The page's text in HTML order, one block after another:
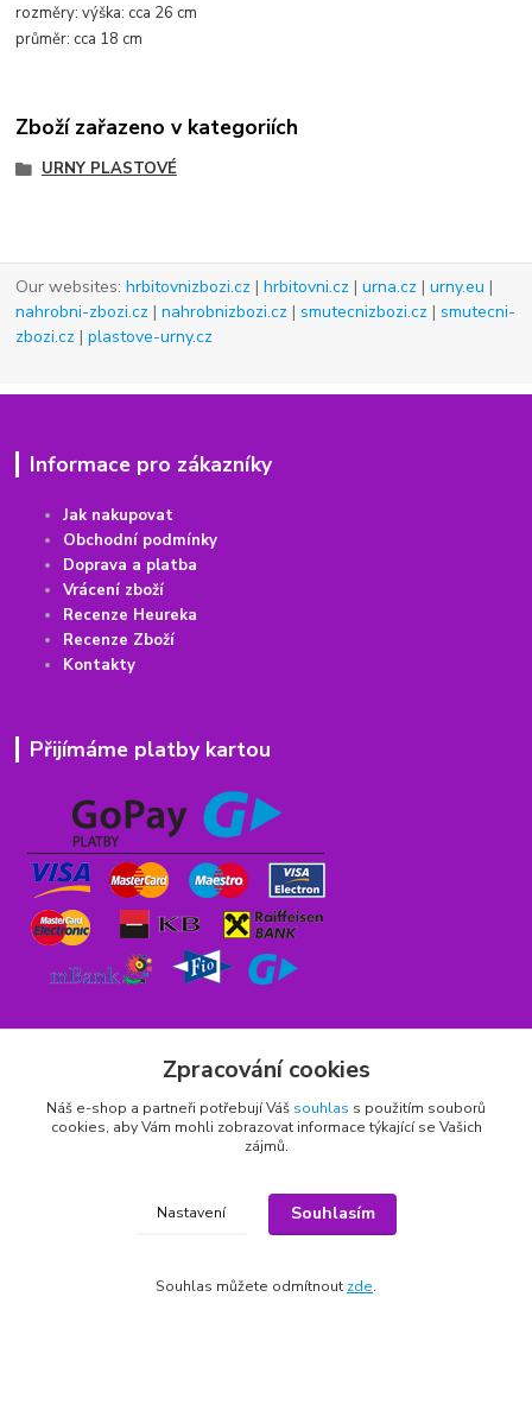
rozměry:výška: cca 26 cm
průměr: cca 18 cm
Zboží zařazeno v kategoriích
URNY PLASTOVÉ
Our websites:hrbitovnizbozi.cz |hrbitovni.cz |urna.cz |urny.eu |
nahrobni-zbozi.cz |nahrobnizbozi.cz |smutecnizbozi.cz |smutecni-
zbozi.cz |plastove-urny.cz
Informace pro zákazníky
Jak nakupovat
Obchodní podmínky
Doprava a platba
Vrácení zboží
Recenze Heureka
Recenze Zboží
Kontakty
Přijímáme platby kartou
Rychlý kontakt
obchod(zavináč)hrbitovnizbozi.cz
Zpracování cookies
Náš e-shop a partneři potřebují Váš souhlas s použitím souborů
cookies, aby Vám mohli zobrazovat informace týkající se Vašich
zájmů.
Nastavení Souhlasím
Souhlas můžete odmítnout zde.